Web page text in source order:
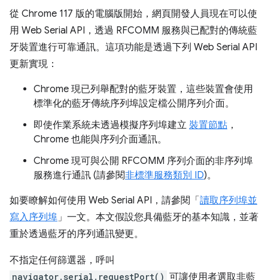
從 Chrome 117 版的電腦版開始，網頁開發人員現在可以使
用 Web Serial API，透過 RFCOMM 服務與已配對的傳統藍
牙裝置進行可靠通訊。這項功能是透過下列 Web Serial API
更新實現：
Chrome 現已列舉配對的藍牙裝置，這些裝置會使用
標準化的藍牙傳統序列埠設定檔公開序列介面。
即使作業系統未透過模擬序列埠建立 裝置節點 ，
Chrome 也能與序列介面通訊。
Chrome 現可與公開 RFCOMM 序列介面的非序列埠
服務進行通訊 (請參閱非標準服務類別 ID)。
如要瞭解如何使用 Web Serial API，請參閱「 讀取序列埠並
寫入序列埠」一文。本文假設您具備藍牙的基本知識，並著
重於透過藍牙的序列通訊變更。
不指定任何篩選器，呼叫
navigator.serial.requestPort() 可讓使用者選取非藍